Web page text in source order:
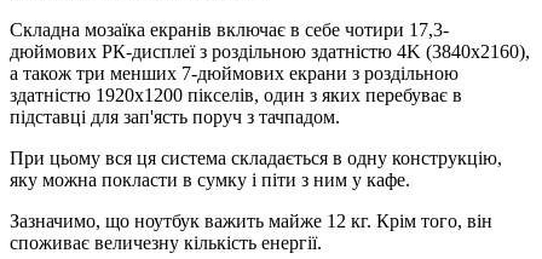
Складна мозаїка екранів включає в себе чотири 17,3-
дюймових РК-дисплеї з роздільною здатністю 4K (3840x2160),
а також три менших 7-дюймових екрани з роздільною
здатністю 1920x1200 пікселів, один з яких перебуває в
підставці для зап'ясть поруч з тачпадом.
При цьому вся ця система складається в одну конструкцію,
яку можна покласти в сумку і піти з ним у кафе.
Зазначимо, що ноутбук важить майже 12 кг. Крім того, він
споживає величезну кількість енергії.